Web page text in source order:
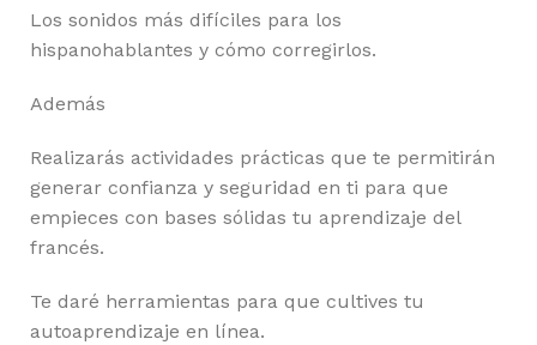
Los sonidos más difíciles para los
hispanohablantes y cómo corregirlos.
Además
Realizarás actividades prácticas que te permitirán
generar confianza y seguridad en ti para que
empieces con bases sólidas tu aprendizaje del
francés.
Te daré herramientas para que cultives tu
autoaprendizaje en línea.